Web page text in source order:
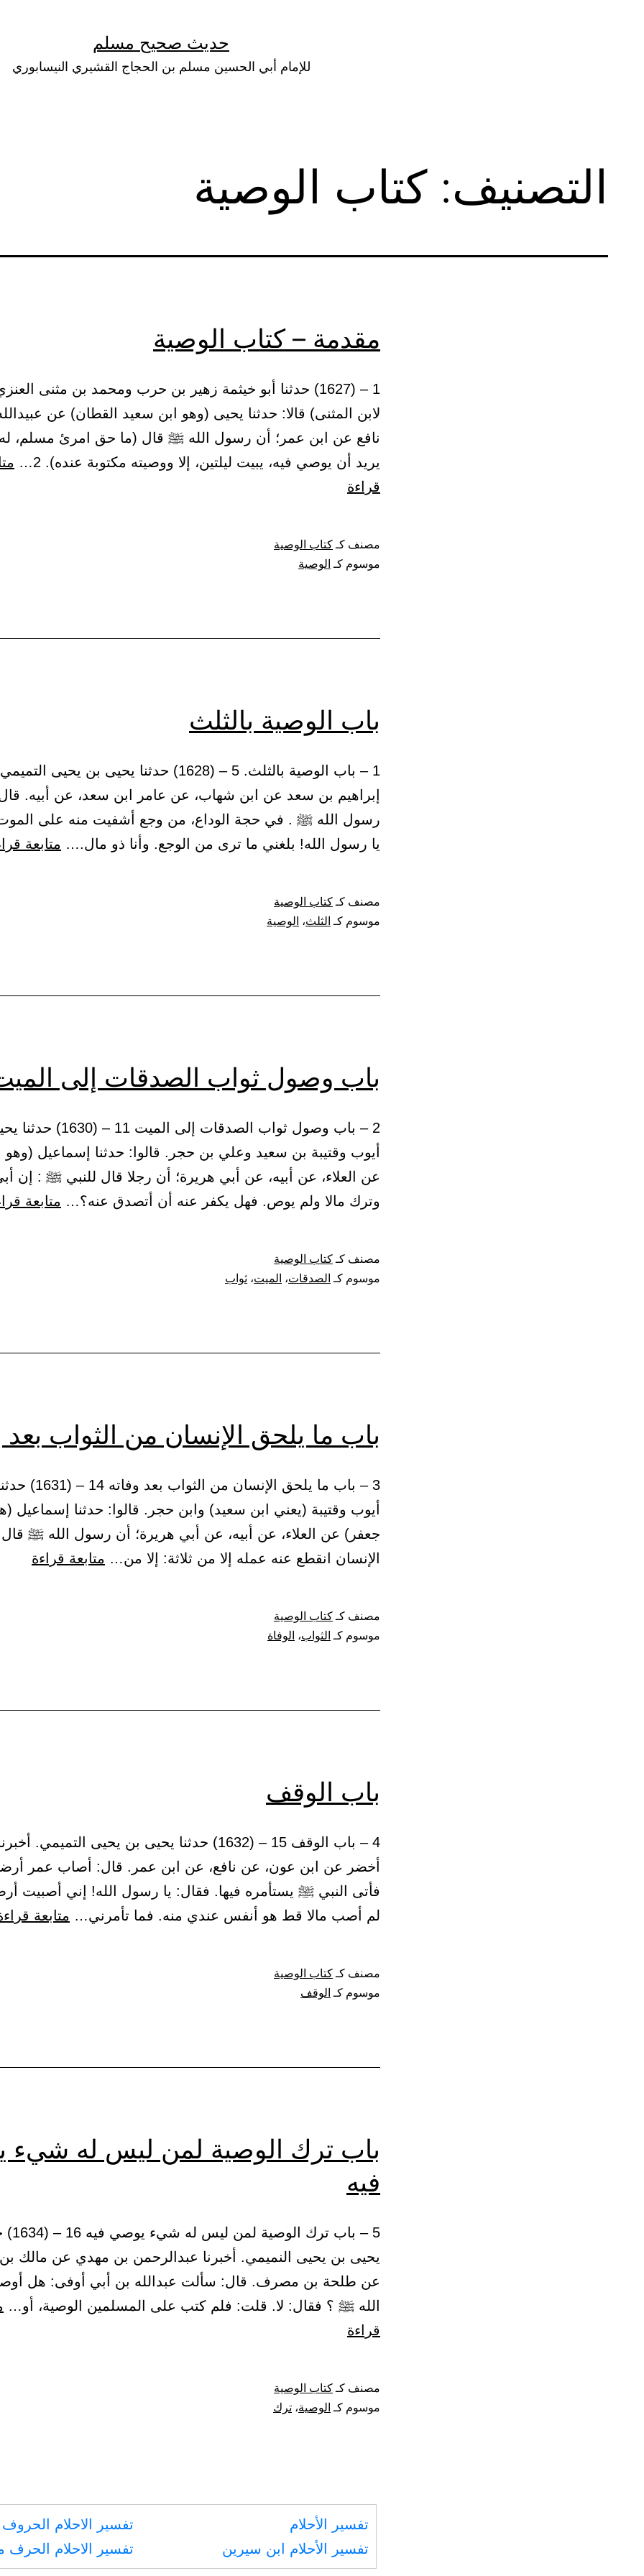
حديث صحيح مسلم
للإمام أبي الحسين مسلم بن الحجاج القشيري النيسابوري
التصنيف:كتاب الوصية
مقدمة – كتاب الوصية
1 – (1627) حدثنا أبو خيثمة زهير بن حرب ومحمد بن مثنى
لابن المثنى) قالا: حدثنا يحيى (وهو ابن سعيد القطان) عن
نافع عن ابن عمر؛ أن رسول الله ﷺ قال (ما حق امرئ مسلم،
يريد أن يوصي فيه، يبيت ليلتين، إلا ووصيته مكتوبة عنده). 2…
قراءة
الوصية
مصنف كـ كتاب الوصية
موسوم كـ الوصية
باب الوصية بالثلث
1 – باب الوصية بالثلث. 5 – (1628) حدثنا يحيى بن يحيى
إبراهيم بن سعد عن ابن شهاب، عن عامر ابن سعد، عن أبيه.
رسول الله ﷺ . في حجة الوداع، من وجع أشفيت منه على
يا رسول الله! بلغني ما ترى من الوجع. وأنا ذو مال.… متابعة
مصنف كـ كتاب الوصية
موسوم كـ الثلث، الوصية
باب وصول ثواب الصدقات إلى
2 – باب وصول ثواب الصدقات إلى الميت
أيوب وقتيبة بن سعيد وعلي بن حجر. قالوا: حدثنا إسماعيل (وهو
عن العلاء، عن أبيه، عن أبي هريرة؛ أن رجلا قال للنبي ﷺ : إن
وترك مالا ولم يوص. فهل يكفر عنه أن أتصدق عنه؟… متابعة
مصنف كـ كتاب الوصية
موسوم كـ الصدقات، الميت، ثواب
باب ما يلحق الإنسان من الثواب بعد
3 – باب ما يلحق الإنسان
أيوب وقتيبة (يعني ابن سعيد) وابن حجر. قالوا: حدثنا إسماعيل
جعفر) عن العلاء، عن أبيه، عن أبي هريرة؛ أن رسول الله ﷺ
الإنسان انقطع عنه عمله إلا من ثلاثة: إلا من… متابعة قراءة
مصنف كـ كتاب الوصية
موسوم كـ الثواب، الوفاة
باب الوقف
4 – باب الوقف 15 – (1632) حدثنا يحيى بن يحيى التميمي.
أخضر عن ابن عون، عن نافع، عن ابن عمر. قال: أصاب عمر
فأتى النبي ﷺ يستأمره فيها. فقال: يا رسول الله! إني أصبيت
لم أصب مالا قط هو أنفس عندي منه. فما تأمرني… متابعة
مصنف كـ كتاب الوصية
موسوم كـ الوقف
باب ترك الوصية لمن ليس له شيء
فيه
5 – باب ترك
يحيى بن يحيى النميمي. أخبرنا عبدالرحمن بن مهدي عن مالك
عن طلحة بن مصرف. قال: سألت عبدالله بن أبي أوفى: هل
الله ﷺ ؟ فقال: لا. قلت: فلم كتب على المسلمين الوصية، أو…
قراءة
لمن
يوصي
فيه
مصنف كـ كتاب الوصية
موسوم كـ الوصية، ترك
تفسير الأحلام
تفسير الأحلام ابن سيرين
تفسير الاحلام
تفسير الاحلام